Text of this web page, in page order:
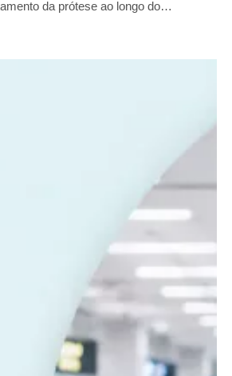
da prótese ao longo do…